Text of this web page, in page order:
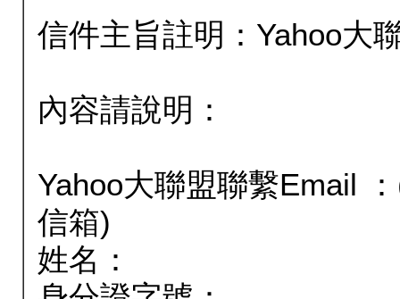
信件主旨註明：Yahoo大
內容請說明：
Yahoo大聯盟聯繫Email
信箱)
姓名：